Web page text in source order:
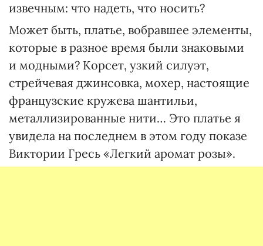
извечным: что надеть, что носить?
Может быть, платье, вобравшее элементы,
которые в разное время были знаковыми
и модными? Корсет, узкий силуэт,
стрейчевая джинсовка, мохер, настоящие
французские кружева шантильи,
металлизированные нити… Это платье я
увидела на последнем в этом году показе
Виктории Гресь «Легкий аромат розы».